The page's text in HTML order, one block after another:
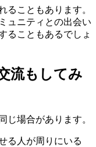
ることもあります。
ュニティとの出会い
ることもあるでしょ
流もしてみ
じ場合があります。
る人が周りにいる